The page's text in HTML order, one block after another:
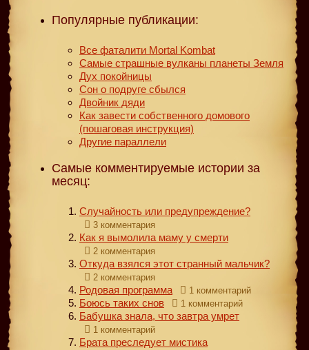
Популярные публикации:
Все фаталити Mortal Kombat
Самые страшные вулканы планеты Земля
Дух покойницы
Сон о подруге сбылся
Двойник дяди
Как завести собственного домового
(пошаговая инструкция)
Другие параллели
Самые комментируемые истории за
месяц:
Случайность или предупреждение?
3 комментария
Как я вымолила маму у смерти
2 комментария
Откуда взялся этот странный мальчик?
2 комментария
Родовая программа 1 комментарий
Боюсь таких снов 1 комментарий
Бабушка знала, что завтра умрет
1 комментарий
Брата преследует мистика